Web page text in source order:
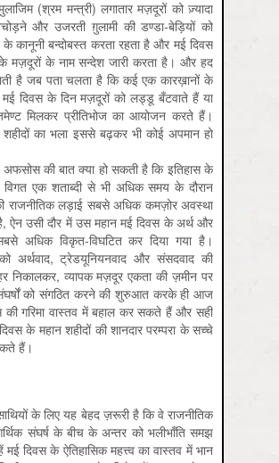
(श्रम मन्त्री) लगातार मज़दूरों को ज़्यादा
और उजरती ग़ुलामी की डण्डा-बेड़ियों को
कानूनी बन्दोबस्त करता रहता है और मई दिवस
मज़दूरों के नाम सन्देश जारी करता है। और हद
है जब पता चलता है कि कई एक कारख़ानों के
मई दिवस के दिन मज़दूरों को लड्डू बँटवाते हैं या
मिलकर प्रीतिभोज का आयोजन करते हैं।
का भला इससे बढ़कर भी कोई अपमान हो
की बात क्या हो सकती है कि इतिहास के
विगत एक शताब्दी से भी अधिक समय के दौरान
राजनीतिक लड़ाई सबसे अधिक कमज़ोर अवस्था
ऐन उसी दौर में उस महान मई दिवस के अर्थ और
अधिक विकृत-विघटित कर दिया गया है।
अर्थवाद, ट्रेडयूनियनवाद और संसदवाद की
निकालकर, व्यापक मज़दूर एकता की ज़मीन पर
को संगठित करने की शुरुआत करके ही आज
की गरिमा वास्तव में बहाल कर सकते हैं और सही
के महान शहीदों की शानदार परम्परा के सच्चे
हैं।
के लिए यह बेहद ज़रूरी है कि वे राजनीतिक
संघर्ष के बीच के अन्तर को भलीभाँति समझ
दिवस के ऐतिहासिक महत्त्व का वास्तव में भान